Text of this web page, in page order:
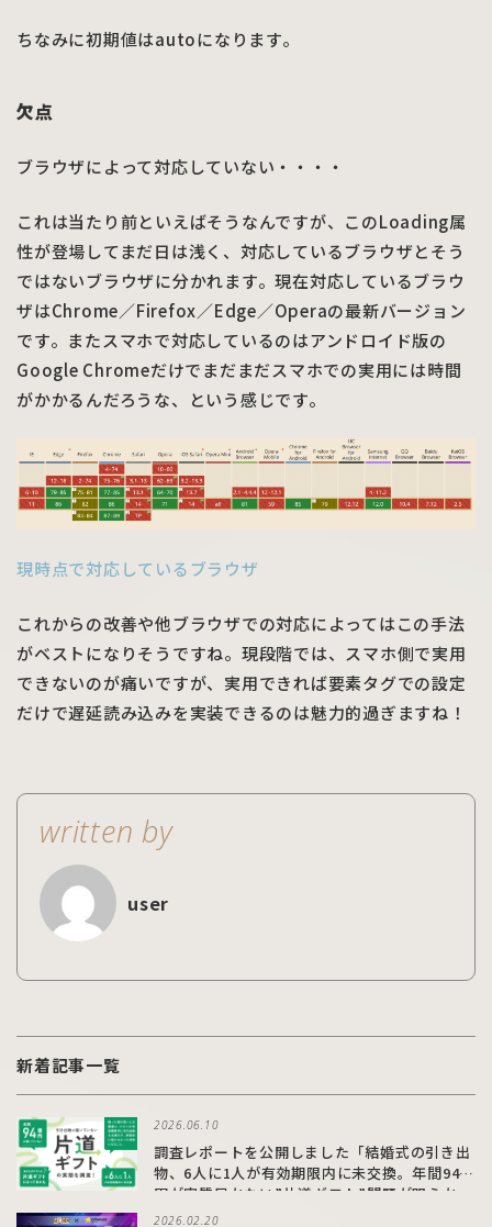
ちなみに初期値はautoになります。
欠点
ブラウザによって対応していない・・・・
これは当たり前といえばそうなんですが、このLoading属
性が登場してまだ日は浅く、対応しているブラウザとそう
ではないブラウザに分かれます。現在対応しているブラウ
ザはChrome／Firefox／Edge／Operaの最新バージョン
です。またスマホで対応しているのはアンドロイド版の
Google Chromeだけでまだまだスマホでの実用には時間
がかかるんだろうな、という感じです。
現時点で対応しているブラウザ
これからの改善や他ブラウザでの対応によってはこの手法
がベストになりそうですね。現段階では、スマホ側で実用
できないのが痛いですが、実用できれば要素タグでの設定
だけで遅延読み込みを実装できるのは魅力的過ぎますね！
written by
user
新着記事一覧
2026.06.10
調査レポートを公開しました「結婚式の引き出
物、6人に1人が有効期限内に未交換。年間94億
円が実質届かない”片道ギフト”問題が明らか
に」
2026.02.20